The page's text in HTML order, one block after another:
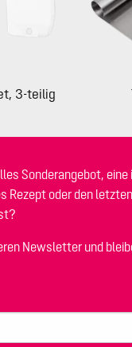
3-teilig
Sonderangebot,
Rezept oder den
Newsletter und